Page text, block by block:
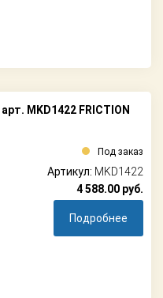
арт. MKD1422 FRICTION
Под заказ
Артикул: MKD1422
4 588.00 руб.
Подробнее